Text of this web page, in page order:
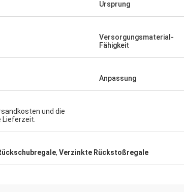
Ursprung
Versorgungsmaterial-
Fähigkeit
Anpassung
und die
, Verzinkte Rückstoßregale